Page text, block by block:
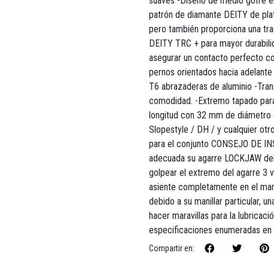
patrón de diamante DEITY de
pero también proporciona una
DEITY TRC + para mayor
asegurar un contacto perfecto
pernos orientados hacia
T6 abrazaderas de aluminio -
comodidad. -Extremo tapado
longitud con 32 mm de
Slopestyle / DH / y cualquier
para el conjunto CONSEJO DE
adecuada su agarre LOCKJAW
golpear el extremo del agarre 3
asiente completamente en el
debido a su manillar particular,
hacer maravillas para la
especificaciones enumeradas
Compartir en: